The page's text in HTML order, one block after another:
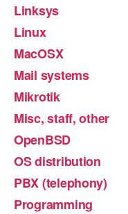
Linksys
Linux
MacOSX
Mail systems
Mikrotik
Misc, staff, other
OpenBSD
OS distribution
PBX (telephony)
Programming